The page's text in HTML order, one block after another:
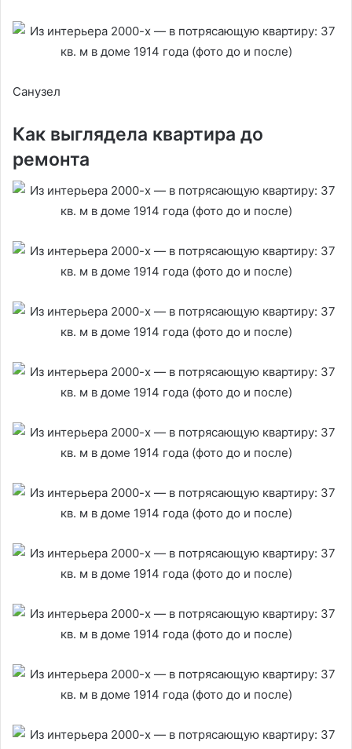
Санузел
Как выглядела квартира до
ремонта